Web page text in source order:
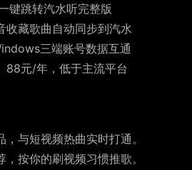
键跳转汽水听完整版
收藏歌曲自动同步到汽水
三端账号数据互通
88元/年，低于主流平台
与短视频热曲实时打通。
按你的刷视频习惯推歌。